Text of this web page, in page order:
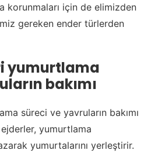
korunmaları için de elimizden
gereken ender türlerden
yumurtlama
bakımı
süreci ve yavruların bakımı
yumurtlama
yumurtalarını yerleştirir.